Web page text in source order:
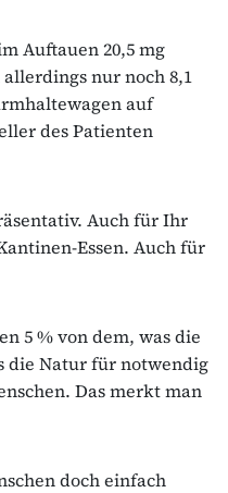
Auftauen 20,5 mg
nur noch 8,1
auf
des Patienten
Auch für Ihr
Auch für
5 % von dem, was die
die Natur für notwendig
Das merkt man
doch einfach